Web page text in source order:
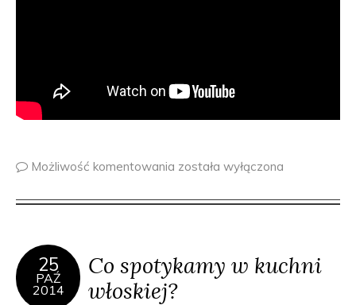
Możliwość komentowania została wyłączona
25
PAŹ
2014
Co spotykamy w kuchni
włoskiej?